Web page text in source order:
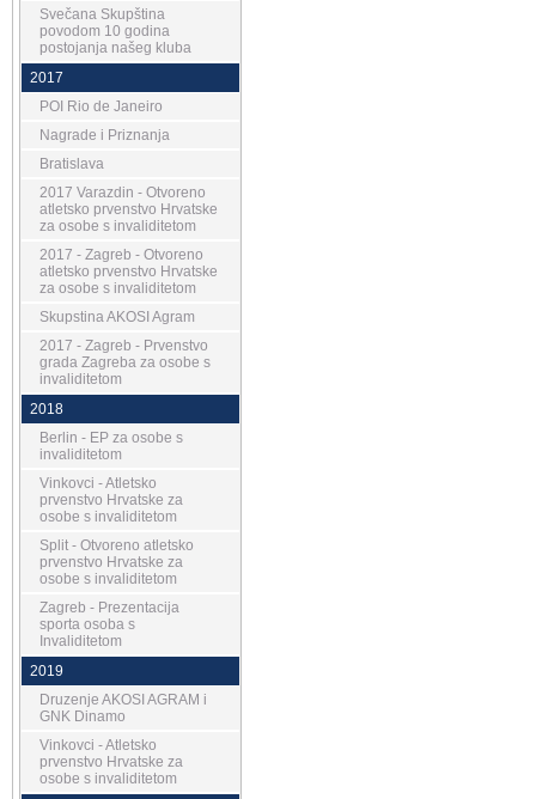
Svečana Skupština
povodom 10 godina
postojanja našeg kluba
2017
POI Rio de Janeiro
Nagrade i Priznanja
Bratislava
2017 Varazdin - Otvoreno
atletsko prvenstvo Hrvatske
za osobe s invaliditetom
2017 - Zagreb - Otvoreno
atletsko prvenstvo Hrvatske
za osobe s invaliditetom
Skupstina AKOSI Agram
2017 - Zagreb - Prvenstvo
grada Zagreba za osobe s
invaliditetom
2018
Berlin - EP za osobe s
invaliditetom
Vinkovci - Atletsko
prvenstvo Hrvatske za
osobe s invaliditetom
Split - Otvoreno atletsko
prvenstvo Hrvatske za
osobe s invaliditetom
Zagreb - Prezentacija
sporta osoba s
Invaliditetom
2019
Druzenje AKOSI AGRAM i
GNK Dinamo
Vinkovci - Atletsko
prvenstvo Hrvatske za
osobe s invaliditetom